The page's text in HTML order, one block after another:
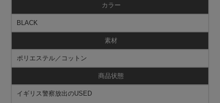
カラー
BLACK
素材
ポリエステル／コットン
商品状態
イギリス警察放出のUSED